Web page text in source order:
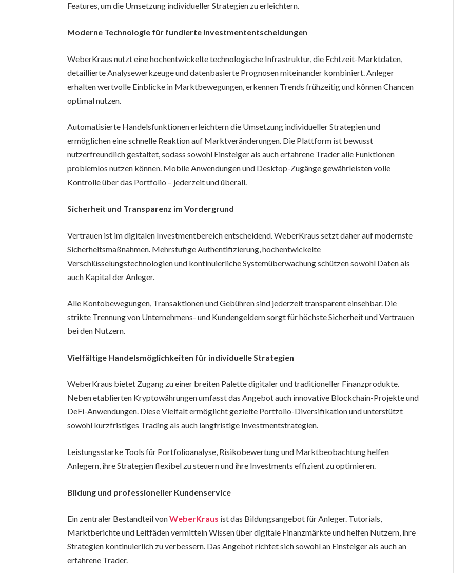
Features, um die Umsetzung individueller Strategien zu erleichtern.
Moderne Technologie für fundierte Investmententscheidungen
WeberKraus nutzt eine hochentwickelte technologische Infrastruktur, die Echtzeit-Marktdaten,
detaillierte Analysewerkzeuge und datenbasierte Prognosen miteinander kombiniert. Anleger
erhalten wertvolle Einblicke in Marktbewegungen, erkennen Trends frühzeitig und können Chancen
optimal nutzen.
Automatisierte Handelsfunktionen erleichtern die Umsetzung individueller Strategien und
ermöglichen eine schnelle Reaktion auf Marktveränderungen. Die Plattform ist bewusst
nutzerfreundlich gestaltet, sodass sowohl Einsteiger als auch erfahrene Trader alle Funktionen
problemlos nutzen können. Mobile Anwendungen und Desktop-Zugänge gewährleisten volle
Kontrolle über das Portfolio – jederzeit und überall.
Sicherheit und Transparenz im Vordergrund
Vertrauen ist im digitalen Investmentbereich entscheidend. WeberKraus setzt daher auf modernste
Sicherheitsmaßnahmen. Mehrstufige Authentifizierung, hochentwickelte
Verschlüsselungstechnologien und kontinuierliche Systemüberwachung schützen sowohl Daten als
auch Kapital der Anleger.
Alle Kontobewegungen, Transaktionen und Gebühren sind jederzeit transparent einsehbar. Die
strikte Trennung von Unternehmens- und Kundengeldern sorgt für höchste Sicherheit und Vertrauen
bei den Nutzern.
Vielfältige Handelsmöglichkeiten für individuelle Strategien
WeberKraus bietet Zugang zu einer breiten Palette digitaler und traditioneller Finanzprodukte.
Neben etablierten Kryptowährungen umfasst das Angebot auch innovative Blockchain-Projekte und
DeFi-Anwendungen. Diese Vielfalt ermöglicht gezielte Portfolio-Diversifikation und unterstützt
sowohl kurzfristiges Trading als auch langfristige Investmentstrategien.
Leistungsstarke Tools für Portfolioanalyse, Risikobewertung und Marktbeobachtung helfen
Anlegern, ihre Strategien flexibel zu steuern und ihre Investments effizient zu optimieren.
Bildung und professioneller Kundenservice
Ein zentraler Bestandteil vonWeberKraus ist das Bildungsangebot für Anleger. Tutorials,
Marktberichte und Leitfäden vermitteln Wissen über digitale Finanzmärkte und helfen Nutzern, ihre
Strategien kontinuierlich zu verbessern. Das Angebot richtet sich sowohl an Einsteiger als auch an
erfahrene Trader.